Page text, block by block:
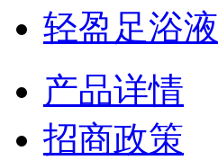
轻盈足浴液
产品详情
招商政策